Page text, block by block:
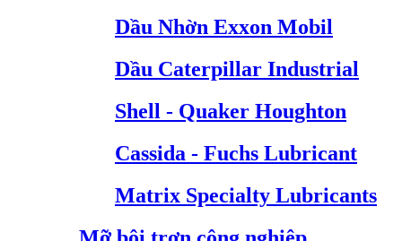
Dầu Nhờn Exxon Mobil
Dầu Caterpillar Industrial
Shell - Quaker Houghton
Cassida - Fuchs Lubricant
Matrix Specialty Lubricants